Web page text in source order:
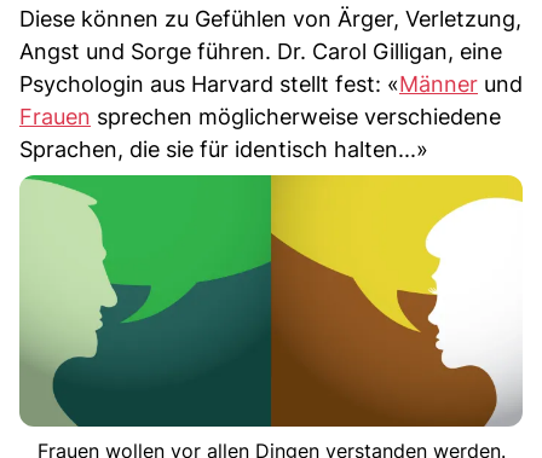
Diese können zu Gefühlen von Ärger, Verletzung,
Angst und Sorge führen. Dr. Carol Gilligan, eine
Psychologin aus Harvard stellt fest: «Männer und
Frauen sprechen möglicherweise verschiedene
Sprachen, die sie für identisch halten...»
Frauen wollen vor allen Dingen verstanden werden.